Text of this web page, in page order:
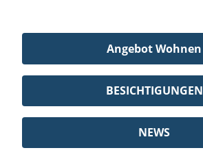
Angebot Wohnen
BESICHTIGUNGEN
NEWS